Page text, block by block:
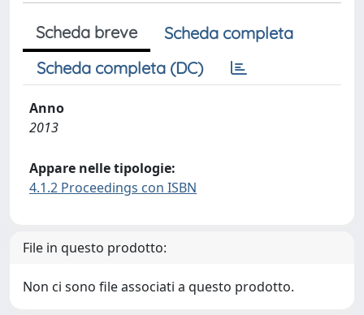
Scheda breve
Scheda completa
Scheda completa (DC)
Anno
2013
Appare nelle tipologie:
4.1.2 Proceedings con ISBN
File in questo prodotto:
Non ci sono file associati a questo prodotto.